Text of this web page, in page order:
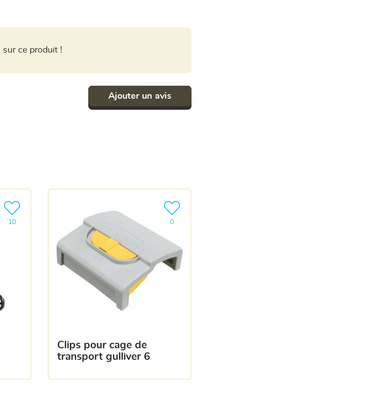
sur ce produit !
Ajouter un avis
10
Ajouter le produit à ma liste
clips pour cage de
transport gulliver 6
0
Ajouter le produit à ma liste